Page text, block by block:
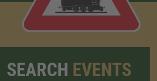
SEARCH EVENTS